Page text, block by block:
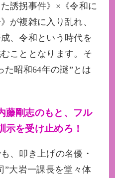
誘拐事件》×《令和に
が複雑に入り乱れ、
、令和という時代を
こととなります。そ
た昭和64年の謎”とは
藤剛志のもと、フル
示を受け止めろ！
、叩き上げの名優・
”大岩一課長を堂々体